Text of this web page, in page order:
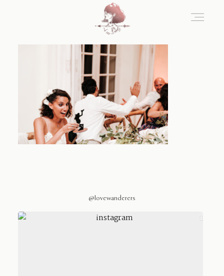
@lovewanderers
Home
Blog
Sobre Nosotros